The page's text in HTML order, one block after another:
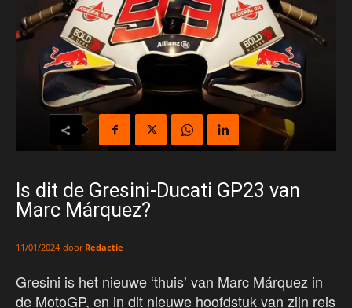
Is dit de Gresini-Ducati GP23 van
Marc Márquez?
11/01/2024 door Redactie
Gresini is het nieuwe ‘thuis’ van Marc Márquez in
de MotoGP, en in dit nieuwe hoofdstuk van zijn reis